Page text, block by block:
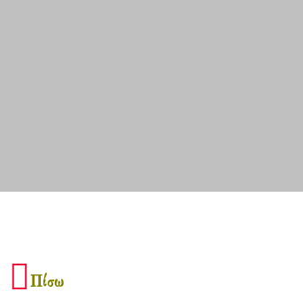
Πίσω